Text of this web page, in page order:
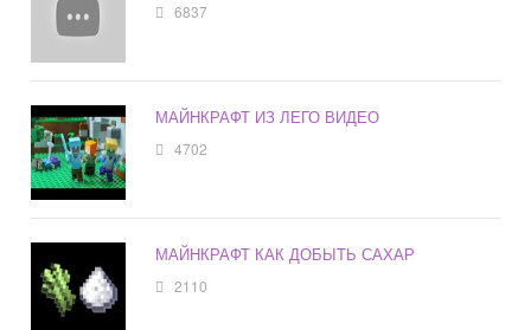
6837
МАЙНКРАФТ ИЗ ЛЕГО ВИДЕО
4702
МАЙНКРАФТ КАК ДОБЫТЬ САХАР
2110